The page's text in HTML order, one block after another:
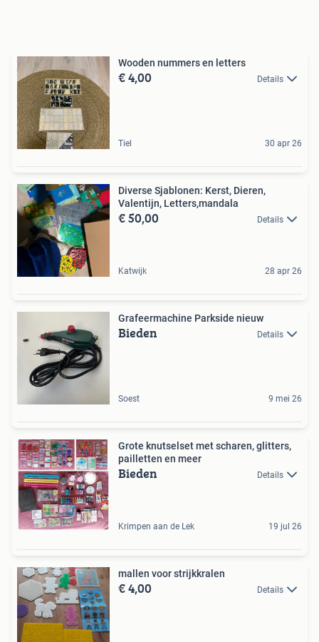
Wooden nummers en letters
€ 4,00 Details
Tiel 30 apr 26
Diverse Sjablonen: Kerst, Dieren,
Valentijn, Letters,mandala
€ 50,00 Details
Katwijk 28 apr 26
Grafeermachine Parkside nieuw
Bieden Details
Soest 9 mei 26
Grote knutselset met scharen, glitters,
pailletten en meer
Bieden Details
Krimpen aan de Lek 19 jul 26
mallen voor strijkkralen
€ 4,00 Details